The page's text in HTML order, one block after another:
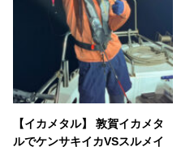
【イカメタル】 敦賀イカメタ
ルでケンサキイカVSスルメイ